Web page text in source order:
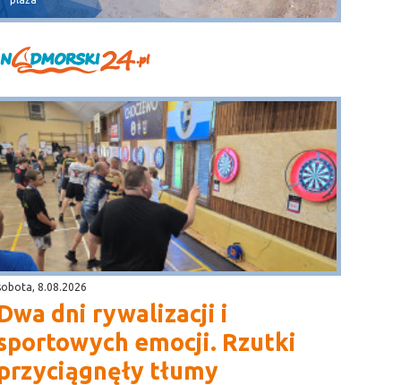
8.08.2026
dni rywalizacji i
emocji. Rzutki
tłumy